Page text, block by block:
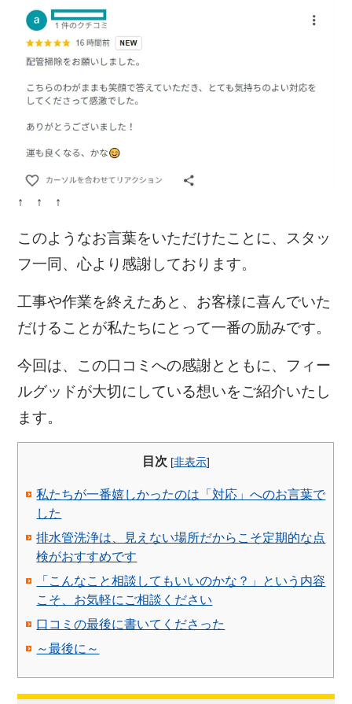
↑ ↑ ↑
このようなお言葉をいただけたことに、スタッ
フ一同、心より感謝しております。
工事や作業を終えたあと、お客様に喜んでいた
だけることが私たちにとって一番の励みです。
今回は、この口コミへの感謝とともに、フィー
ルグッドが大切にしている想いをご紹介いたし
ます。
目次 [非表示]
私たちが一番嬉しかったのは「対応」へのお言葉で
した
排水管洗浄は、見えない場所だからこそ定期的な点
検がおすすめです
「こんなこと相談してもいいのかな？」という内容
こそ、お気軽にご相談ください
口コミの最後に書いてくださった
～最後に～